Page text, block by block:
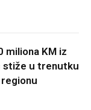
miliona KM iz
stiže u trenutku